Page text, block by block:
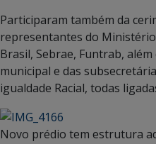
Participaram também da
representantes do
Brasil, Sebrae, Funtrab,
municipal e das
igualdade Racial, todas
Novo prédio tem estrutura